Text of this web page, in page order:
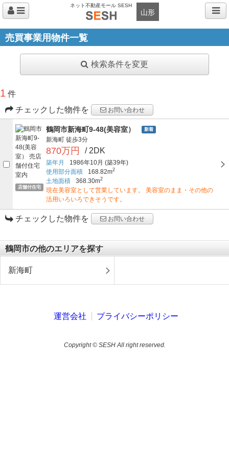
ネット不動産モール SESH
山形
売買事業用物件一覧
検索条件を変更
1 件
チェックした物件を
お問い合わせ
店舗付住宅
鶴岡市新海町9-48(美容室） 新着
新海町 徒歩3分
870万円 / 2DK
築年月 1986年10月 (築39年)
使用部分面積
168.82m2
土地面積 368.30m2
現在美容室として営業しています。 美容室のまま・その他の
活用いろいろできそうです。
チェックした物件を お問い合わせ
鶴岡市の他のエリアを探す
新海町
運営会社 プライバシーポリシー
Copyright © SESH All right reserved.